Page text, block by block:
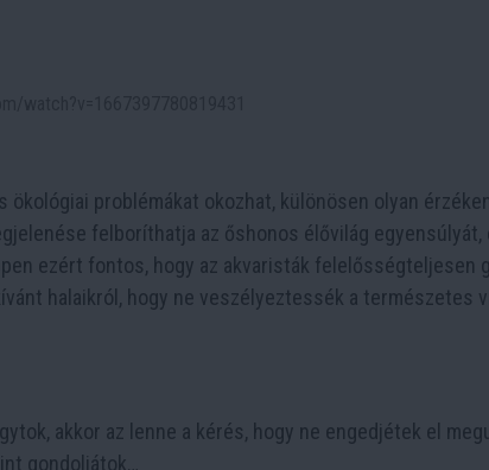
problémákat okozhat, különösen olyan
felboríthatja az őshonos élővilág egyensúlyát,
ezért fontos, hogy az akvaristák felelősségteljesen
halaikról, hogy ne veszélyeztessék a természetes
akkor az lenne a kérés, hogy ne engedjétek el
gondoljátok…